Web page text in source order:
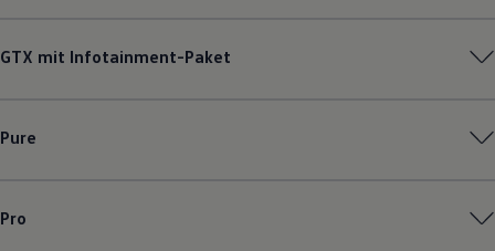
Elektromobilität
GTX mit Infotainment-Paket
Pure
Pro